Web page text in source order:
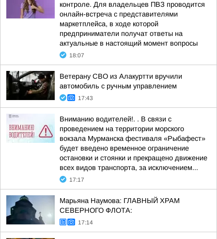
контроле. Для владельцев ПВЗ проводится
онлайн-встреча с представителями
маркетплейса, в ходе которой
предприниматели получат ответы на
актуальные в настоящий момент вопросы
18:07
Ветерану СВО из Алакуртти вручили
автомобиль с ручным управлением
17:43
Вниманию водителей!. . В связи с
проведением на территории морского
вокзала Мурманска фестиваля «Рыбафест»
будет введено временное ограничение
остановки и стоянки и прекращено движение
всех видов транспорта, за исключением...
17:17
Марьяна Наумова: ГЛАВНЫЙ ХРАМ
СЕВЕРНОГО ФЛОТА:
17:14